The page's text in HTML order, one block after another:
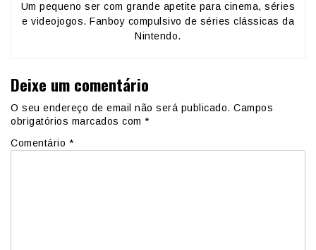
Um pequeno ser com grande apetite para cinema, séries
e videojogos. Fanboy compulsivo de séries clássicas da
Nintendo.
Deixe um comentário
O seu endereço de email não será publicado. Campos
obrigatórios marcados com *
Comentário *